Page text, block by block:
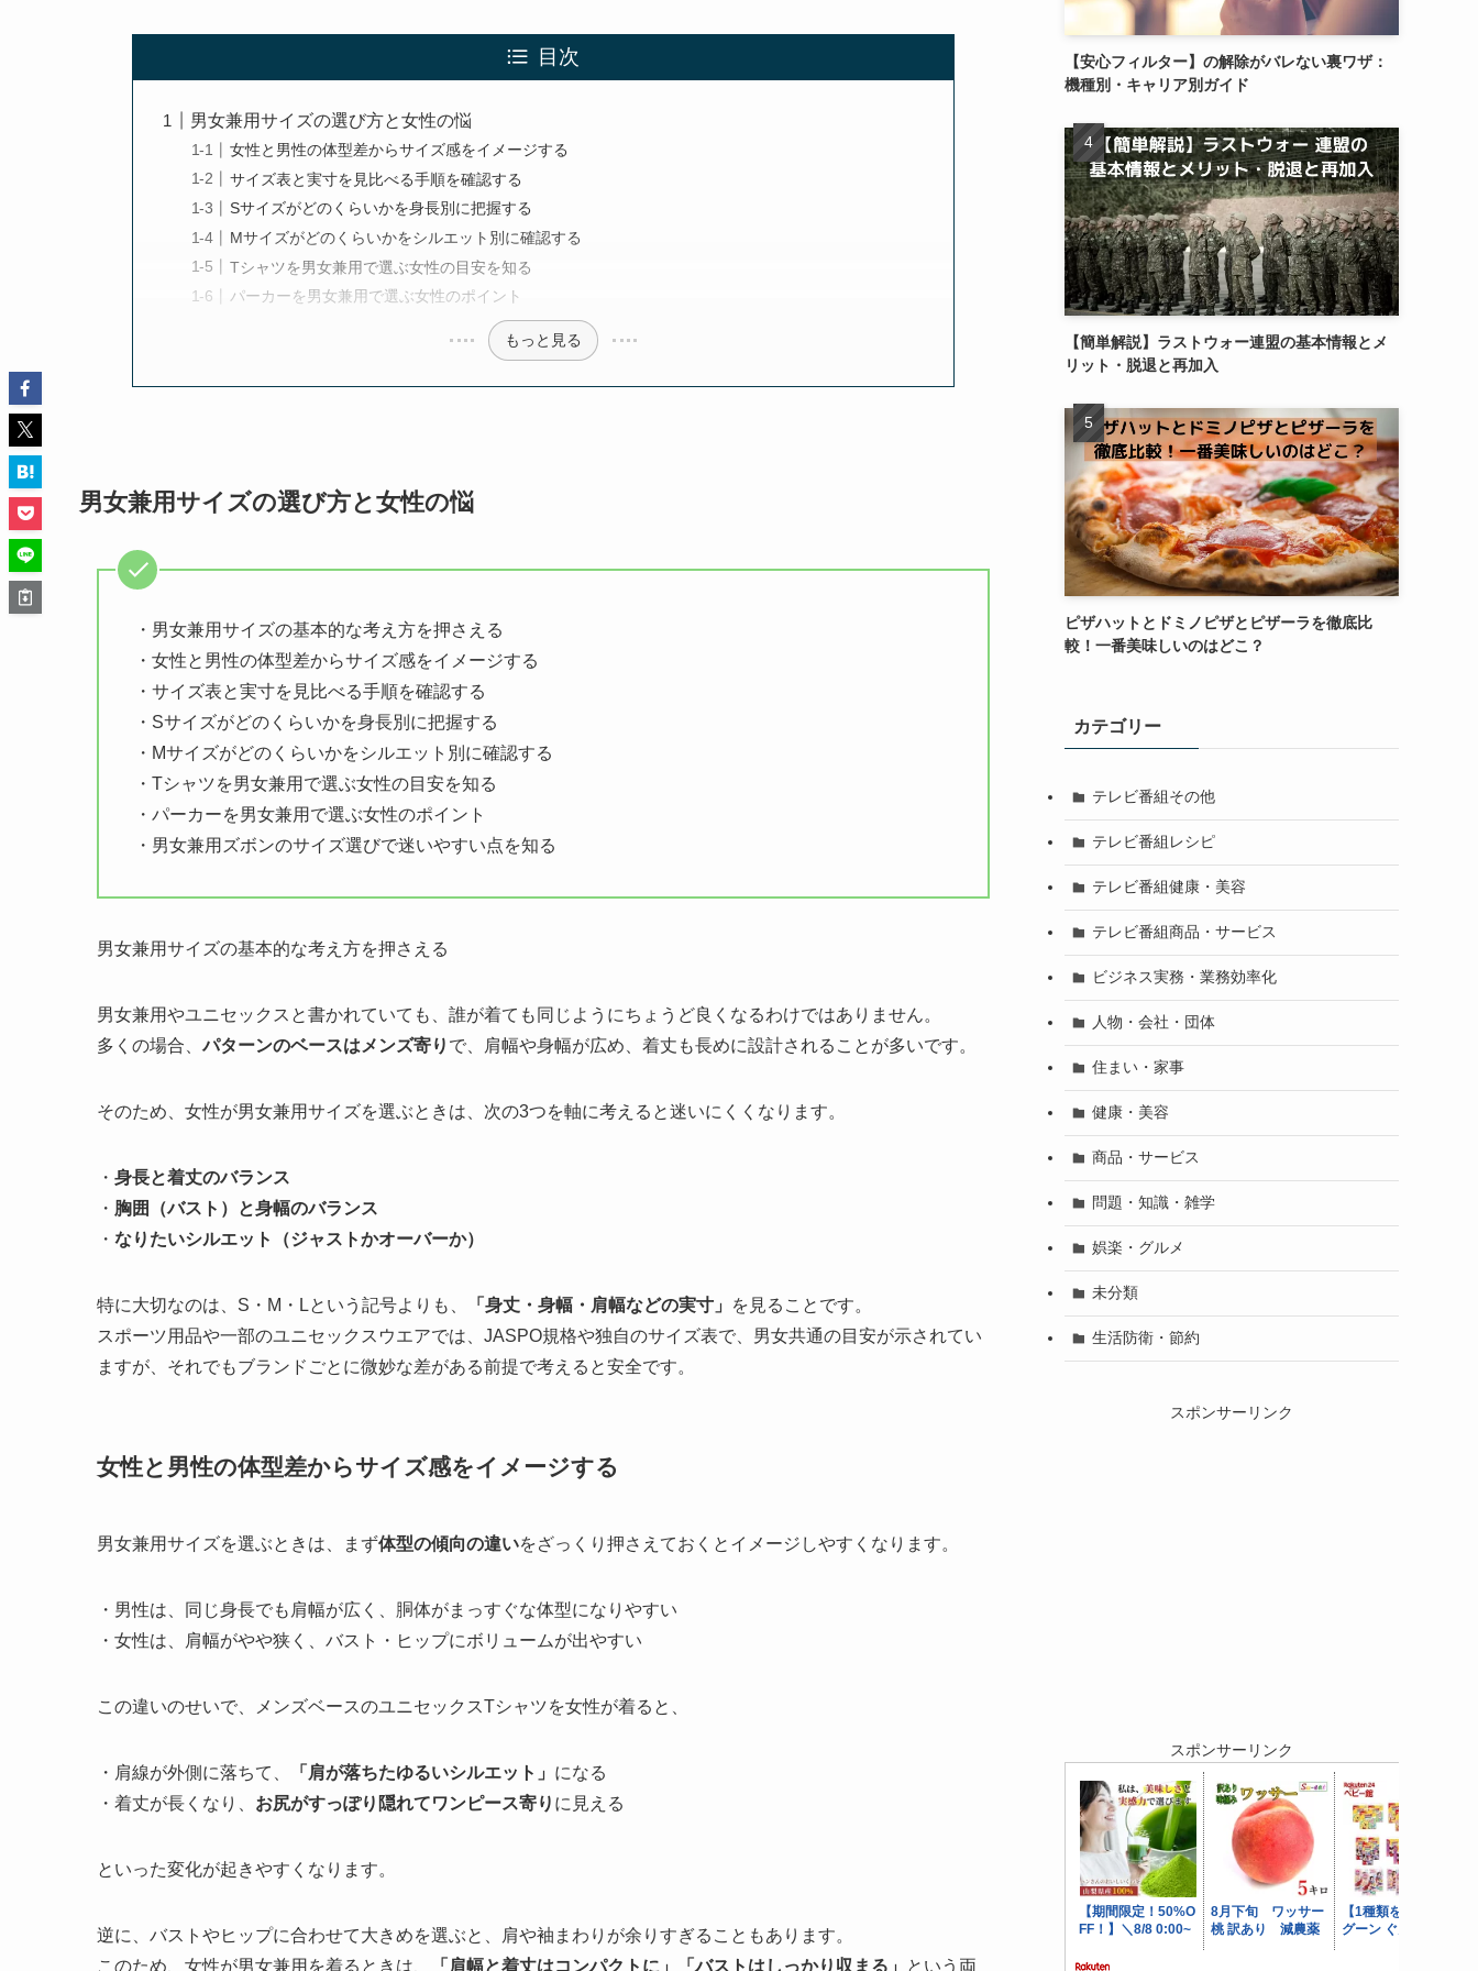
目次
男女兼用サイズの選び方と女性の悩
女性と男性の体型差からサイズ感をイメージする
サイズ表と実寸を見比べる手順を確認する
Sサイズがどのくらいかを身長別に把握する
Mサイズがどのくらいかをシルエット別に確認する
Tシャツを男女兼用で選ぶ女性の目安を知る
パーカーを男女兼用で選ぶ女性のポイント
もっと見る
男女兼用サイズの選び方と女性の悩
・男女兼用サイズの基本的な考え方を押さえる
・女性と男性の体型差からサイズ感をイメージする
・サイズ表と実寸を見比べる手順を確認する
・Sサイズがどのくらいかを身長別に把握する
・Mサイズがどのくらいかをシルエット別に確認する
・Tシャツを男女兼用で選ぶ女性の目安を知る
・パーカーを男女兼用で選ぶ女性のポイント
・男女兼用ズボンのサイズ選びで迷いやすい点を知る
男女兼用サイズの基本的な考え方を押さえる
男女兼用やユニセックスと書かれていても、誰が着ても同じようにちょうど良くなるわけではありません。
多くの場合、パターンのベースはメンズ寄り で、肩幅や身幅が広め、着丈も長めに設計されることが多いです。
そのため、女性が男女兼用サイズを選ぶときは、次の3つを軸に考えると迷いにくくなります。
・ 身長と着丈のバランス
・ 胸囲（バスト）と身幅のバランス
・ なりたいシルエット（ジャストかオーバーか）
特に大切なのは、S・M・Lという記号よりも、 「身丈・身幅・肩幅などの実寸」
を見ることです。
スポーツ用品や一部のユニセックスウエアでは、JASPO規格や独自のサイズ表で、男女共通の目安が示されてい
ますが、それでもブランドごとに微妙な差がある前提で考えると安全です。
女性と男性の体型差からサイズ感をイメージする
男女兼用サイズを選ぶときは、まず体型の傾向の違いをざっくり押さえておくとイメージしやすくなります。
・男性は、同じ身長でも肩幅が広く、胴体がまっすぐな体型になりやすい
・女性は、肩幅がやや狭く、バスト・ヒップにボリュームが出やすい
この違いのせいで、メンズベースのユニセックスTシャツを女性が着ると、
・肩線が外側に落ちて、 「肩が落ちたゆるいシルエット」 になる
・着丈が長くなり、 お尻がすっぽり隠れてワンピース寄り に見える
といった変化が起きやすくなります。
逆に、バストやヒップに合わせて大きめを選ぶと、肩や袖まわりが余りすぎることもあります。
このため、女性が男女兼用を着るときは、
「肩幅と着丈はコンパクトに」「バストはしっかり収まる」 という両
【安心フィルター】の解除がバレない裏ワザ：
機種別・キャリア別ガイド
【簡単解説】ラストウォー連盟の基本情報とメ
リット・脱退と再加入
ピザハットとドミノピザとピザーラを徹底比
較！一番美味しいのはどこ？
カテゴリー
テレビ番組その他
テレビ番組レシピ
テレビ番組健康・美容
テレビ番組商品・サービス
ビジネス実務・業務効率化
人物・会社・団体
住まい・家事
健康・美容
商品・サービス
問題・知識・雑学
娯楽・グルメ
未分類
生活防衛・節約
スポンサーリンク
スポンサーリンク